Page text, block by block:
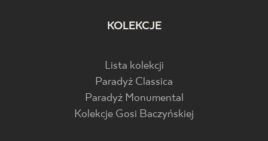
KOLEKCJE
Lista kolekcji
Paradyż Classica
Paradyż Monumental
Kolekcje Gosi Baczyńskiej